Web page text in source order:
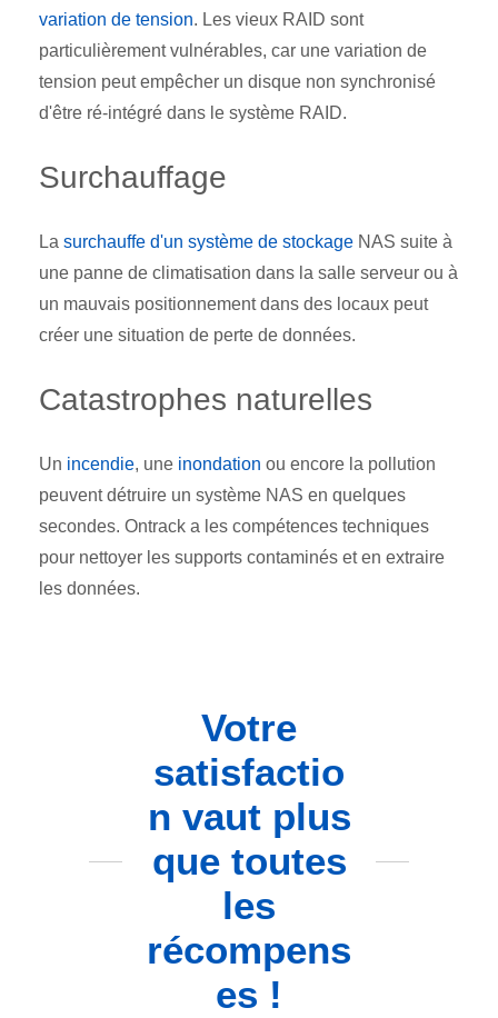
variation de tension. Les vieux RAID sont
particulièrement vulnérables, car une variation de
tension peut empêcher un disque non synchronisé
d'être ré-intégré dans le système RAID.
Surchauffage
La surchauffe d'un système de stockage NAS suite à
une panne de climatisation dans la salle serveur ou à
un mauvais positionnement dans des locaux peut
créer une situation de perte de données.
Catastrophes naturelles
Un incendie, une inondation ou encore la pollution
peuvent détruire un système NAS en quelques
secondes. Ontrack a les compétences techniques
pour nettoyer les supports contaminés et en extraire
les données.
Votre
satisfactio
n vaut plus
que toutes
les
récompens
es !